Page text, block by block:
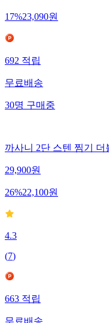
17%23,090원
692적립
무료배송
30명구매중
까사니 2단 스텐 찜기 더
29,900원
26%22,100원
4.3
(7)
663적립